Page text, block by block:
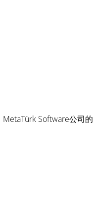
Software公司的